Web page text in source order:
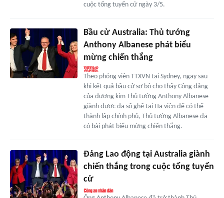
cuộc tổng tuyển cử ngày 3/5.
Bầu cử Australia: Thủ tướng
Anthony Albanese phát biểu
mừng chiến thắng
Theo phóng viên TTXVN tại Sydney, ngay sau
khi kết quả bầu cử sơ bộ cho thấy Công đảng
của đương kim Thủ tướng Anthony Albanese
giành được đa số ghế tại Hạ viện để có thể
thành lập chính phủ, Thủ tướng Albanese đã
có bài phát biểu mừng chiến thắng.
Đảng Lao động tại Australia giành
chiến thắng trong cuộc tổng tuyển
cử